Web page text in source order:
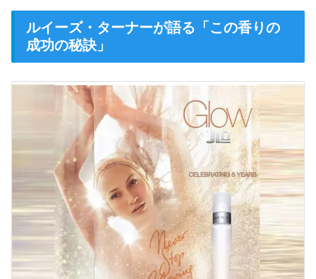
ルイーズ・ターナーが語る「この香りの
成功の秘訣」